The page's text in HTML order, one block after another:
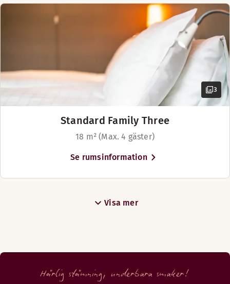
3
Standard Family Three
18 m² (Max. 4 gäster)
Se rumsinformation
Visa mer
Härlig stämning, underbara smaker!